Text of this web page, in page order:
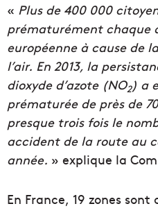
« Plus de 400 000
prématurément chaque
européenne à cause de
l’air. En 2013, la
dioxyde d’azote (NO2) a
prématurée de près de
presque trois fois le
accident de la route au
année. » explique la
En France, 19 zones